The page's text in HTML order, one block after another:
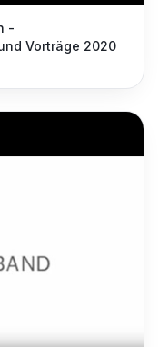
-
Vorträge 2020